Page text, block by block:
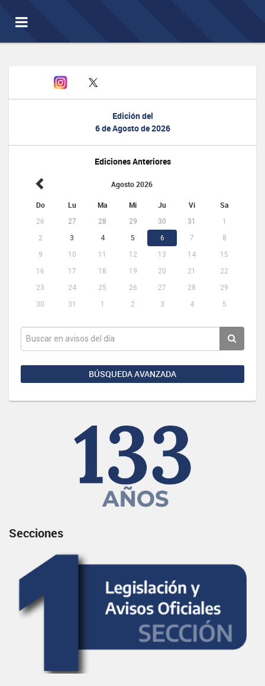
Toggle
navigation
Edición del
6 de Agosto de 2026
Ediciones Anteriores
Agosto 2026
Do Lu Ma Mi Ju Vi Sa
26 27 28 29 30 31
1
2
3 4 5 6 7
8
9
10 11 12 13 14
15
16
17 18 19 20 21
22
23
24 25 26 27 28
29
30
31 1 2 3 4 5
BÚSQUEDA AVANZADA
Secciones